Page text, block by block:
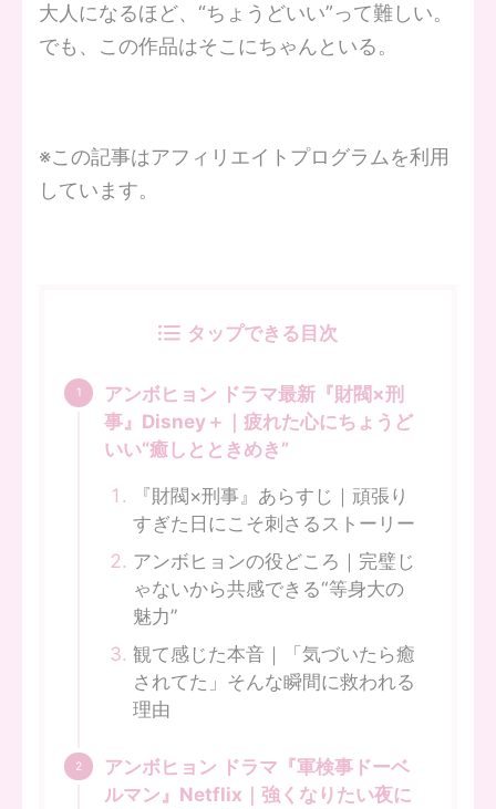
大人になるほど、“ちょうどいい”って難しい。
でも、この作品はそこにちゃんといる。
※この記事はアフィリエイトプログラムを利用
しています。
タップできる目次
アンボヒョン ドラマ最新『財閥×刑
事』Disney＋｜疲れた心にちょうど
いい“癒しとときめき”
『財閥×刑事』あらすじ｜頑張り
すぎた日にこそ刺さるストーリー
アンボヒョンの役どころ｜完璧じ
ゃないから共感できる“等身大の
魅力”
観て感じた本音｜「気づいたら癒
されてた」そんな瞬間に救われる
理由
アンボヒョン ドラマ『軍検事ドーベ
ルマン』Netflix｜強くなりたい夜に